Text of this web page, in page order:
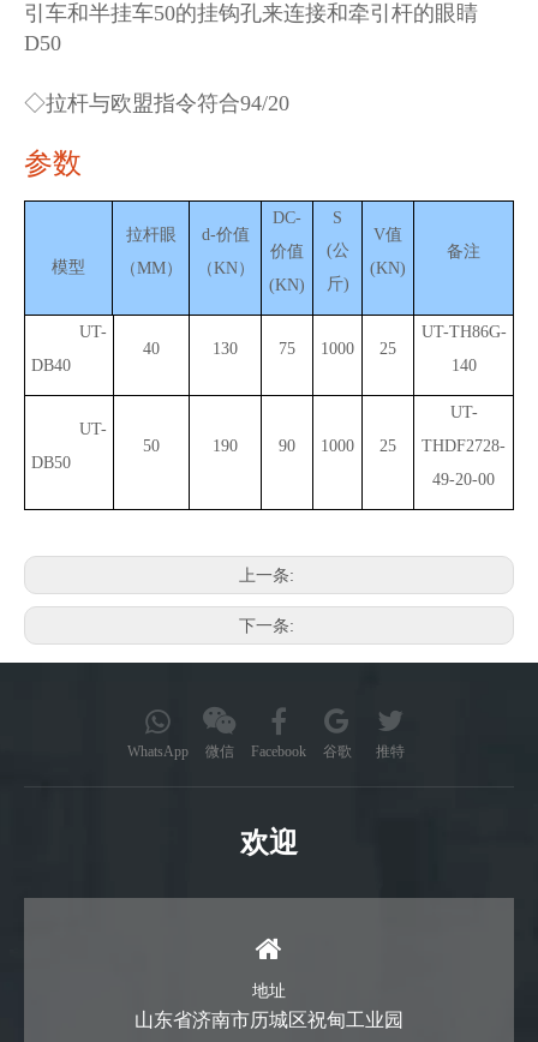
引车和半挂车50的挂钩孔来连接和牵引杆的眼睛
D50
◇拉杆与欧盟指令符合94/20
参数
模型
拉杆眼
（MM）
d-价值
（KN）
DC-
价值
(KN)
S
(公
斤)
V值
(KN)
备注
UT-
DB40
40 130 75 1000 25
UT-TH86G-
140
UT-
DB50
50 190 90 1000 25
UT-
THDF2728-
49-20-00
上一条:
下一条:
WhatsApp 微信 Facebook 谷歌 推特
欢迎
地址
山东省济南市历城区祝甸工业园